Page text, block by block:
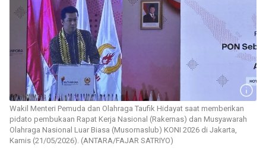
Wakil Menteri Pemuda dan Olahraga Taufik Hidayat saat memberikan
pidato pembukaan Rapat Kerja Nasional (Rakernas) dan Musyawarah
Olahraga Nasional Luar Biasa (Musornaslub) KONI 2026 di Jakarta,
Kamis (21/05/2026). (ANTARA/FAJAR SATRIYO)